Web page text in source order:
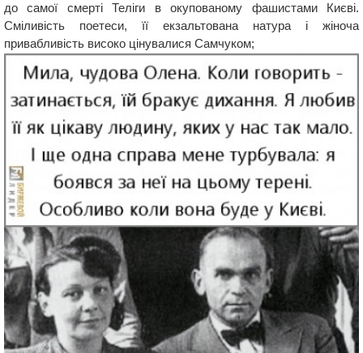
до самої смерті Теліги в окупованому фашистами Києві.
Сміливість поетеси, її екзальтована натура і жіноча
привабливість високо цінувалися Самчуком;